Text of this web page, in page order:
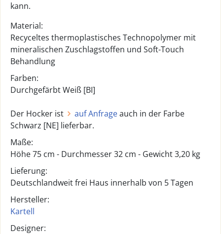
kann.
Material:
Recyceltes thermoplastisches Technopolymer mit
mineralischen Zuschlagstoffen und Soft-Touch
Behandlung
Farben:
Durchgefärbt Weiß [BI]
Der Hocker ist auf Anfrageauch in der Farbe
Schwarz [NE] lieferbar.
Maße:
Höhe 75 cm - Durchmesser 32 cm - Gewicht 3,20 kg
Lieferung:
Deutschlandweit frei Haus innerhalb von 5 Tagen
Hersteller:
Kartell
Designer: